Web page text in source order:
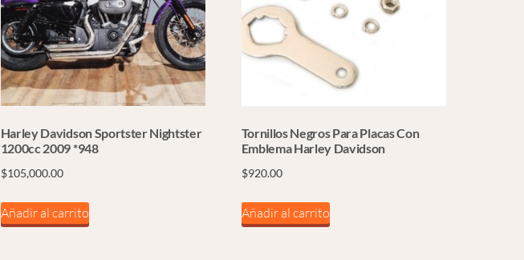
Harley Davidson Sportster Nightster
1200cc 2009 *948
$105,000.00
Añadir al carrito
Tornillos Negros Para Placas Con
Emblema Harley Davidson
$920.00
Añadir al carrito